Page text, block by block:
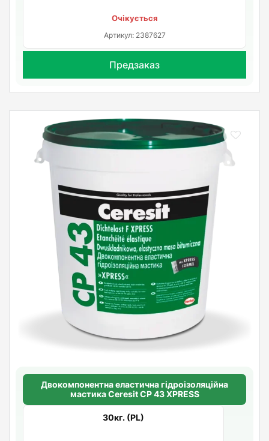
Очікується
Артикул: 2387627
Предзаказ
Двокомпонентна еластична гідроізоляційна
мастика Ceresit CP 43 XPRESS
30кг. (PL)